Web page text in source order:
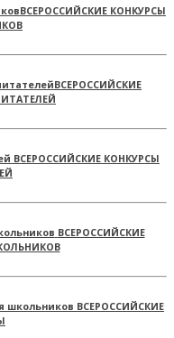
ВСЕРОССИЙСКИЕ КОНКУРСЫ
ВСЕРОССИЙСКИЕ
ВСЕРОССИЙСКИЕ КОНКУРСЫ
ВСЕРОССИЙСКИЕ
ВСЕРОССИЙСКИЕ